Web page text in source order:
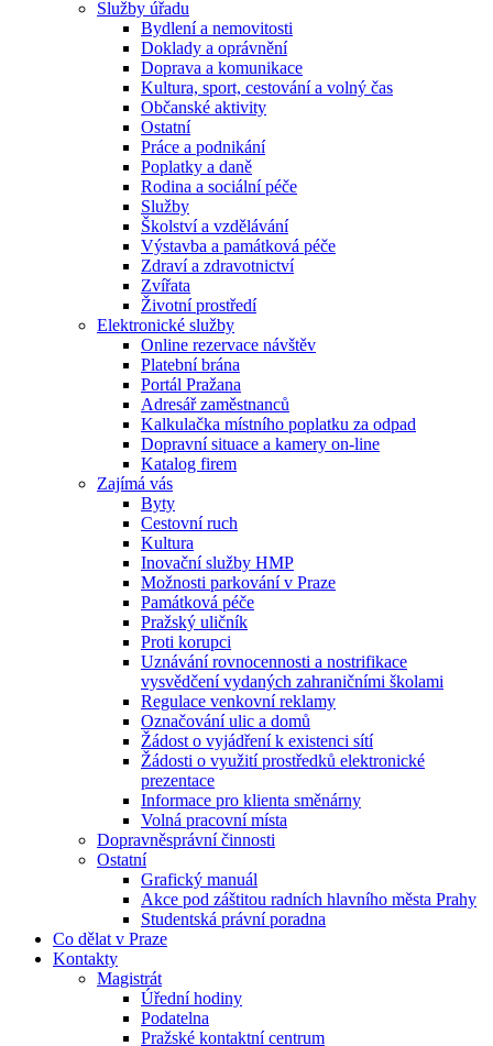
Služby úřadu
Bydlení a nemovitosti
Doklady a oprávnění
Doprava a komunikace
Kultura, sport, cestování a volný čas
Občanské aktivity
Ostatní
Práce a podnikání
Poplatky a daně
Rodina a sociální péče
Služby
Školství a vzdělávání
Výstavba a památková péče
Zdraví a zdravotnictví
Zvířata
Životní prostředí
Elektronické služby
Online rezervace návštěv
Platební brána
Portál Pražana
Adresář zaměstnanců
Kalkulačka místního poplatku za odpad
Dopravní situace a kamery on-line
Katalog firem
Zajímá vás
Byty
Cestovní ruch
Kultura
Inovační služby HMP
Možnosti parkování v Praze
Památková péče
Pražský uličník
Proti korupci
Uznávání rovnocennosti a nostrifikace
vysvědčení vydaných zahraničními školami
Regulace venkovní reklamy
Označování ulic a domů
Žádost o vyjádření k existenci sítí
Žádosti o využití prostředků elektronické
prezentace
Informace pro klienta směnárny
Volná pracovní místa
Dopravněsprávní činnosti
Ostatní
Grafický manuál
Akce pod záštitou radních hlavního města Prahy
Studentská právní poradna
Co dělat v Praze
Kontakty
Magistrát
Úřední hodiny
Podatelna
Pražské kontaktní centrum